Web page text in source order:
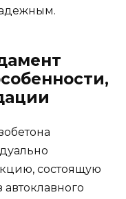
состоящую
автоклавного